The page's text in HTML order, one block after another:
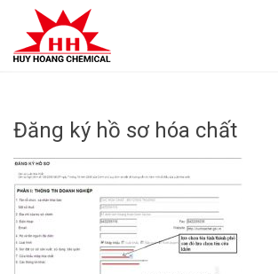
content
Đăng ký hồ sơ hóa chất